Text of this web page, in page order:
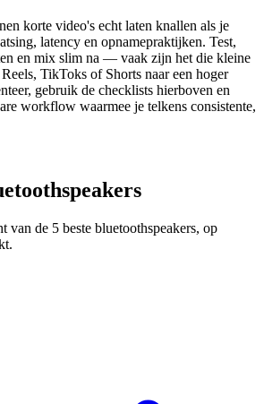
korte video's echt laten knallen als je
latency en opnamepraktijken. Test,
en mix slim na — vaak zijn het die kleine
TikToks of Shorts naar een hoger
gebruik de checklists hierboven en
workflow waarmee je telkens consistente,
van de 5 beste bluetoothspeakers, op